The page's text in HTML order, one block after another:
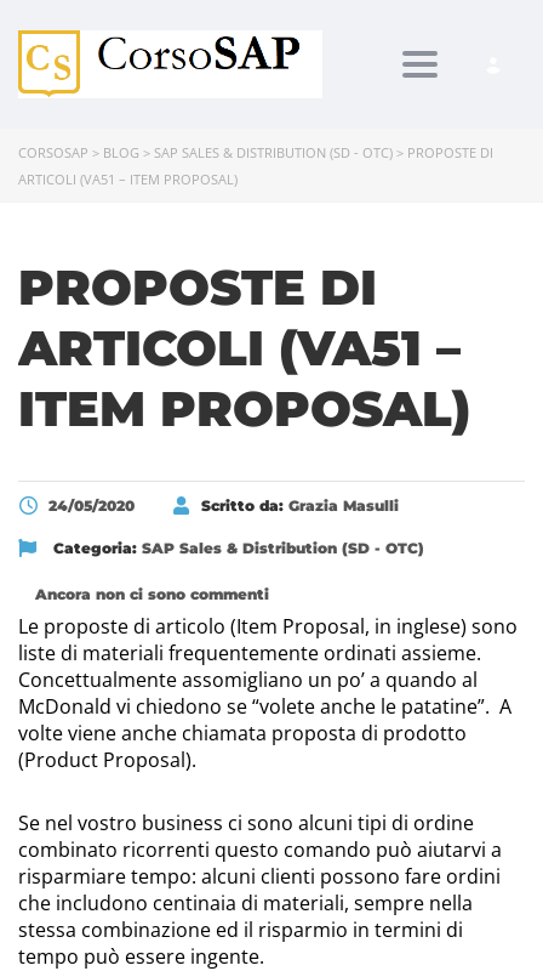
Toggle
CORSOSAP > BLOG > SAP SALES & DISTRIBUTION (SD - OTC) > PROPOSTE DI
ARTICOLI (VA51 – ITEM PROPOSAL)
PROPOSTE DI
ARTICOLI (VA51 –
ITEM PROPOSAL)
24/05/2020 Scritto da: Grazia Masulli
Categoria: SAP Sales & Distribution (SD - OTC)
Ancora non ci sono commenti
Le proposte di articolo (Item Proposal, in inglese) sono
liste di materiali frequentemente ordinati assieme.
Concettualmente assomigliano un po’ a quando al
McDonald vi chiedono se “volete anche le patatine”. A
volte viene anche chiamata proposta di prodotto
(Product Proposal).
Se nel vostro business ci sono alcuni tipi di ordine
combinato ricorrenti questo comando può aiutarvi a
risparmiare tempo: alcuni clienti possono fare ordini
che includono centinaia di materiali, sempre nella
stessa combinazione ed il risparmio in termini di
tempo può essere ingente.